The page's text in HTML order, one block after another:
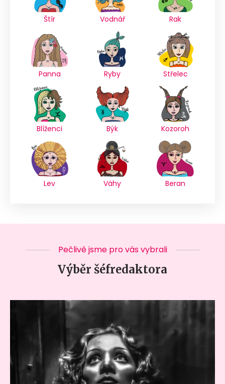
Štír Vodnář Rak
Panna Ryby Střelec
Blíženci Býk Kozoroh
Lev Váhy Beran
Pečlivě jsme pro vás vybrali
Výběr šéfredaktora